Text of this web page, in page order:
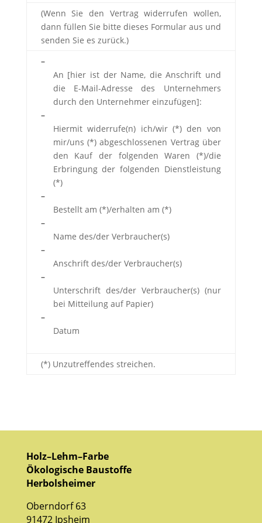
(Wenn Sie den Vertrag widerrufen wollen,
dann füllen Sie bitte dieses Formular aus und
senden Sie es zurück.)
–
An [hier ist der Name, die Anschrift und
die E-Mail-Adresse des Unternehmers
durch den Unternehmer einzufügen]:
–
Hiermit widerrufe(n) ich/wir (*) den von
mir/uns (*) abgeschlossenen Vertrag über
den Kauf der folgenden Waren (*)/die
Erbringung der folgenden Dienstleistung
(*)
–
Bestellt am (*)/erhalten am (*)
–
Name des/der Verbraucher(s)
–
Anschrift des/der Verbraucher(s)
–
Unterschrift des/der Verbraucher(s) (nur
bei Mitteilung auf Papier)
–
Datum
(*) Unzutreffendes streichen.
Holz–Lehm–Farbe
Ökologische Baustoffe
Herbolsheimer
Oberndorf 63
91472 Ipsheim